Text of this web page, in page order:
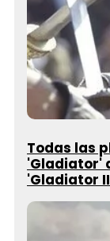
Todas las
'Gladiator'
'Gladiator